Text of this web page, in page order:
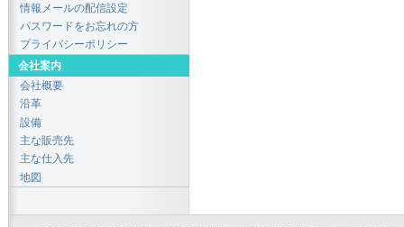
情報メールの配信設定
パスワードをお忘れの方
プライバシーポリシー
会社案内
会社概要
沿革
設備
主な販売先
主な仕入先
地図